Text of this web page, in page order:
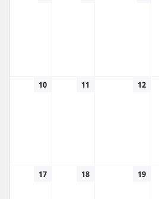
10 11 12
17 18 19